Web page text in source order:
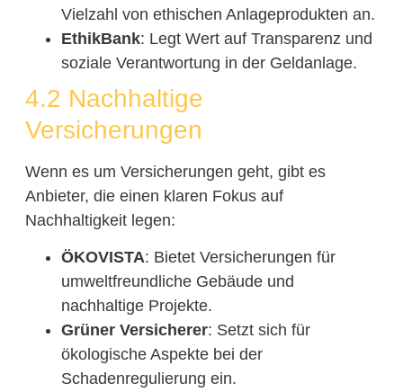
Vielzahl von ethischen Anlageprodukten an.
EthikBank: Legt Wert auf Transparenz und
soziale Verantwortung in der Geldanlage.
4.2 Nachhaltige
Versicherungen
Wenn es um Versicherungen geht, gibt es
Anbieter, die einen klaren Fokus auf
Nachhaltigkeit legen:
ÖKOVISTA: Bietet Versicherungen für
umweltfreundliche Gebäude und
nachhaltige Projekte.
Grüner Versicherer: Setzt sich für
ökologische Aspekte bei der
Schadenregulierung ein.